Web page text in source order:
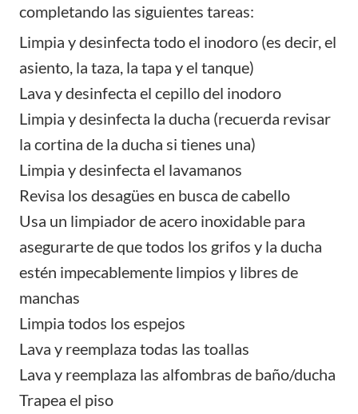
completando las siguientes tareas:
Limpia y desinfecta todo el inodoro (es decir, el
asiento, la taza, la tapa y el tanque)
Lava y desinfecta el cepillo del inodoro
Limpia y desinfecta la ducha (recuerda revisar
la cortina de la ducha si tienes una)
Limpia y desinfecta el lavamanos
Revisa los desagües en busca de cabello
Usa un limpiador de acero inoxidable para
asegurarte de que todos los grifos y la ducha
estén impecablemente limpios y libres de
manchas
Limpia todos los espejos
Lava y reemplaza todas las toallas
Lava y reemplaza las alfombras de baño/ducha
Trapea el piso